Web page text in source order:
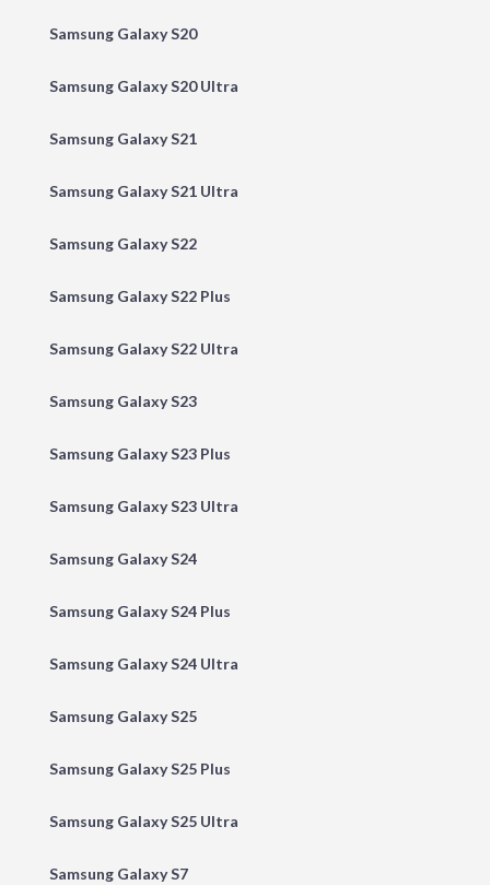
Samsung Galaxy S20
Samsung Galaxy S20 Ultra
Samsung Galaxy S21
Samsung Galaxy S21 Ultra
Samsung Galaxy S22
Samsung Galaxy S22 Plus
Samsung Galaxy S22 Ultra
Samsung Galaxy S23
Samsung Galaxy S23 Plus
Samsung Galaxy S23 Ultra
Samsung Galaxy S24
Samsung Galaxy S24 Plus
Samsung Galaxy S24 Ultra
Samsung Galaxy S25
Samsung Galaxy S25 Plus
Samsung Galaxy S25 Ultra
Samsung Galaxy S7